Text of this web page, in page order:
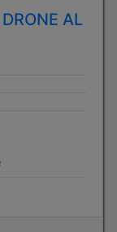
AL